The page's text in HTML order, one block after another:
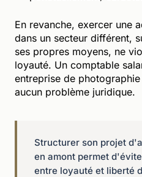
En revanche, exercer une
dans un secteur différent,
ses propres moyens, ne
loyauté. Un comptable
entreprise de
aucun problème juridique.
Structurer son projet
en amont permet
entre loyauté et liberté